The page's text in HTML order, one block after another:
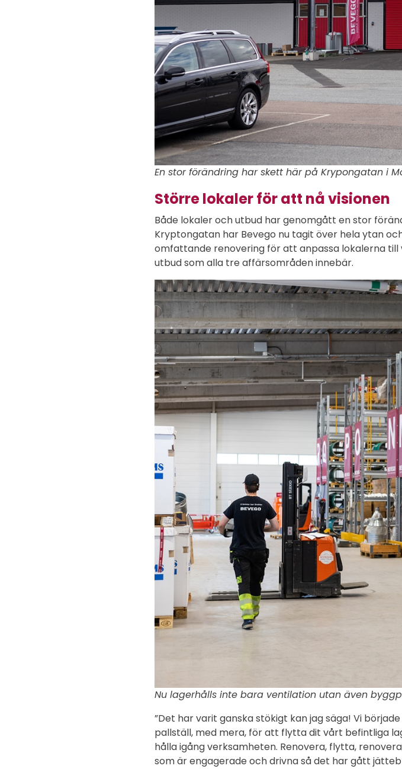
En stor förändring har skett här på Krypongatan i
Större lokaler för att nå visionen
Både lokaler och utbud har genomgått en stor
Kryptongatan har Bevego nu tagit över hela ytan
omfattande renovering för att anpassa lokalerna
utbud som alla tre affärsområden innebär.
Nu lagerhålls inte bara ventilation utan även
”Det har varit ganska stökigt kan jag säga! Vi
pallställ, med mera, för att flytta dit vårt befintliga
hålla igång verksamheten. Renovera, flytta,
som är engagerade och drivna så det har gått